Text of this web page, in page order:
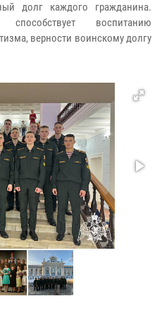
долг каждого гражданина.
способствует воспитанию
верности воинскому долгу